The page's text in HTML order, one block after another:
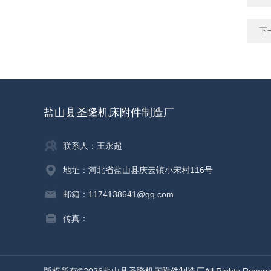
下
盐山县圣隆机床附件制造厂
联系人：王永超
地址：河北省盐山县庆云镇小宋村116号
邮箱：1174138641@qq.com
传真：